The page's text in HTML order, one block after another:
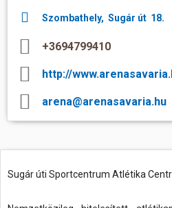
Szombathely, Sugár út 18.
+3694799410
http://
arena@arenasavaria.hu
Sugár úti Sportcentrum Atlétika